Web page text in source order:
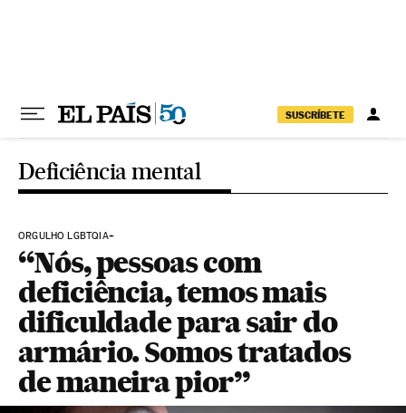
SUSCRÍBETE
Deficiência mental
ORGULHO LGBTQIA+
“Nós, pessoas com
deficiência, temos mais
dificuldade para sair do
armário. Somos tratados
de maneira pior”